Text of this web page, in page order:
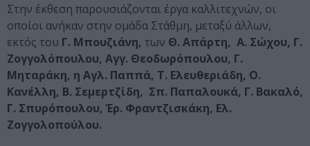
Στην έκθεση παρουσιάζονται έργα καλλιτεχνών, οι
οποίοι ανήκαν στην ομάδα Στάθμη, μεταξύ άλλων,
εκτός του Γ. Μπουζιάνη, των Θ. Απάρτη, Α. Σώχου, Γ.
Ζογγολόπουλου, Αγγ. Θεοδωρόπουλου, Γ.
Μηταράκη, η Αγλ. Παππά, Τ. Ελευθεριάδη, Ο.
Κανέλλη, Β. Σεμερτζίδη, Σπ. Παπαλουκά, Γ. Βακαλό,
Γ. Σπυρόπουλου, Έρ. Φραντζισκάκη, Ελ.
Ζογγολοπούλου.